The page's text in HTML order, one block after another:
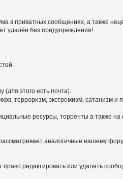
в приватных сообщениях, а также
удалён без предупреждения!
(для этого есть почта).
терроризм, экстремизм, сатанизм
ресурсы, торренты а также
аналогичные нашему
редактировать или удалять